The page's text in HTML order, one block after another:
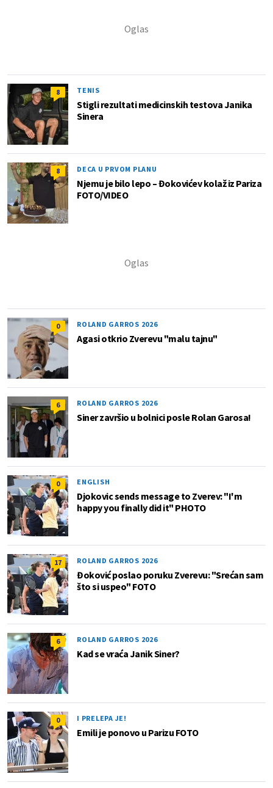
8 TENIS
Stigli rezultati medicinskih testova Janika
Sinera
8 DECA U PRVOM PLANU
Njemu je bilo lepo – Đokovićev kolaž iz Pariza
FOTO/VIDEO
0 ROLAND GARROS 2026
Agasi otkrio Zverevu "malu tajnu"
6 ROLAND GARROS 2026
Siner završio u bolnici posle Rolan Garosa!
0 ENGLISH
Djokovic sends message to Zverev: "I'm
happy you finally did it" PHOTO
17 ROLAND GARROS 2026
Đoković poslao poruku Zverevu: "Srećan sam
što si uspeo" FOTO
6 ROLAND GARROS 2026
Kad se vraća Janik Siner?
0 I PRELEPA JE!
Emili je ponovo u Parizu FOTO